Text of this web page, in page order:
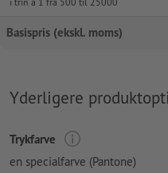
Basispris (ekskl. moms)
Yderligere
Trykfarve
en specialfarve (Pantone)